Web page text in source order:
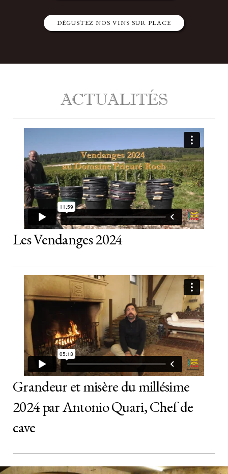
DÉGUSTEZ NOS VINS SUR PLACE
ACTUALITÉS
Les Vendanges 2024
Grandeur et misère du millésime
2024 par Antonio Quari, Chef de
cave